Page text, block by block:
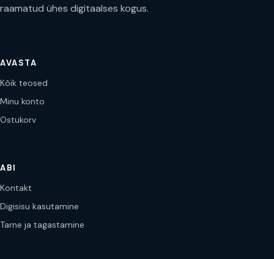
raamatud ühes digitaalses kogus.
AVASTA
Kõik teosed
Minu konto
Ostukorv
ABI
Kontakt
Digisisu kasutamine
Tarne ja tagastamine